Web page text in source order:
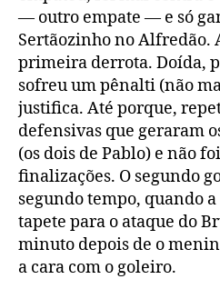
— outro empate — e só
Sertãozinho no Alfredão.
primeira derrota. Doída,
sofreu um pênalti (não
justifica. Até porque,
defensivas que geraram
(os dois de Pablo) e não
finalizações. O segundo
segundo tempo, quando
tapete para o ataque do
minuto depois de o
a cara com o goleiro.